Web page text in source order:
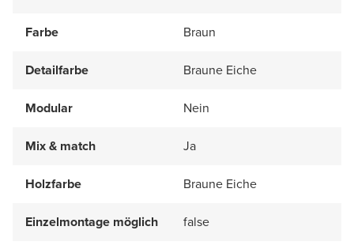
Farbe Braun
Detailfarbe Braune Eiche
Modular Nein
Mix & match Ja
Holzfarbe Braune Eiche
Einzelmontage möglich false